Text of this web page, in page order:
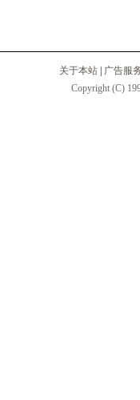
关于本站
广告服
Copyright (C)